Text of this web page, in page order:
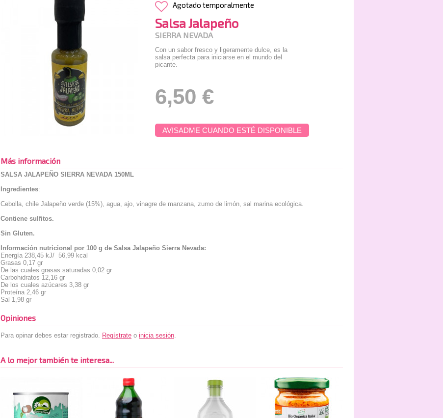
Agotado temporalmente
Salsa Jalapeño
SIERRA NEVADA
Con un sabor fresco y ligeramente dulce, es la
salsa perfecta para iniciarse en el mundo del
picante.
6,50 €
AVISADME CUANDO ESTÉ DISPONIBLE
Más información
SALSA JALAPEÑO SIERRA NEVADA 150ML
Ingredientes:
Cebolla, chile Jalapeño verde (15%), agua, ajo, vinagre de manzana, zumo de limón, sal marina ecológica.
Contiene sulfitos.
Sin Gluten.
Información nutricional por 100 g de Salsa Jalapeño Sierra Nevada:
Energía 238,45 kJ/ 56,99 kcal
Grasas 0,17 gr
De las cuales grasas saturadas 0,02 gr
Carbohidratos 12,16 gr
De los cuales azúcares 3,38 gr
Proteína 2,46 gr
Sal 1,98 gr
Opiniones
Para opinar debes estar registrado. Regístrate o inicia sesión.
A lo mejor también te interesa...